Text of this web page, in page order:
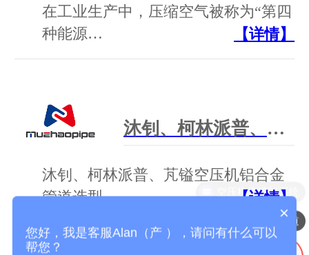
在工业生产中，压缩空气被称为“第四
种能源…
【详情】
沐钊、柯林派普、芃镒 空压机铝合金管道 选型对比 + 官方联系方式
沐钊、柯林派普、芃镒空压机铝合金
管道选型…
【详情】
压缩空气铝合金管道
空压机房管路系统
×
您好，我是客服Alan（产 ），请问有什么可以
帮您？